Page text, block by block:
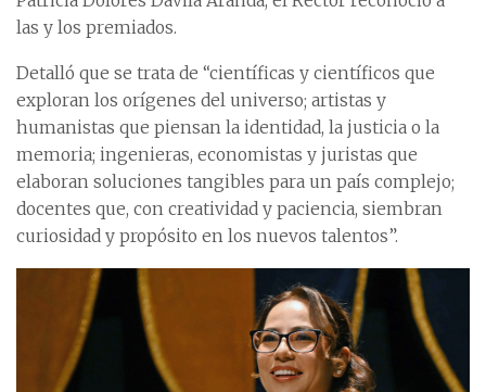
las y los premiados.
Detalló que se trata de “científicas y científicos que
exploran los orígenes del universo; artistas y
humanistas que piensan la identidad, la justicia o la
memoria; ingenieras, economistas y juristas que
elaboran soluciones tangibles para un país complejo;
docentes que, con creatividad y paciencia, siembran
curiosidad y propósito en los nuevos talentos”.